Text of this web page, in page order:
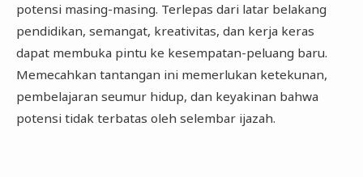
potensi masing-masing. Terlepas dari latar belakang
pendidikan, semangat, kreativitas, dan kerja keras
dapat membuka pintu ke kesempatan-peluang baru.
Memecahkan tantangan ini memerlukan ketekunan,
pembelajaran seumur hidup, dan keyakinan bahwa
potensi tidak terbatas oleh selembar ijazah.